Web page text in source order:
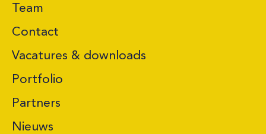
Team
Contact
Vacatures & downloads
Portfolio
Partners
Nieuws